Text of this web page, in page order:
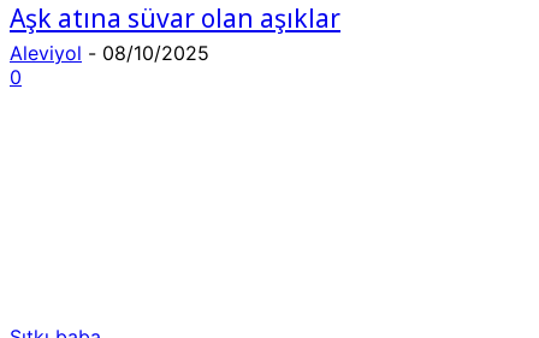
Aşk atına süvar olan aşıklar
Aleviyol - 08/10/2025
0